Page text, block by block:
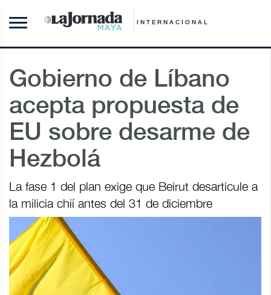
INTERNACIONAL
Gobierno de Líbano
acepta propuesta de
EU sobre desarme de
Hezbolá
La fase 1 del plan exige que Beirut desarticule a
la milicia chií antes del 31 de diciembre